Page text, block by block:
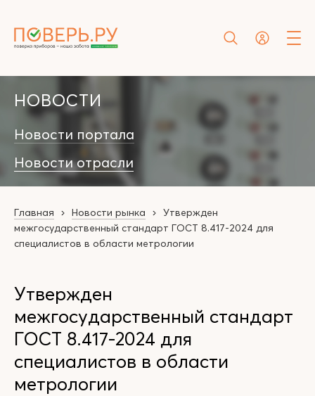
НОВОСТИ
Новости портала
Новости отрасли
Главная Новости рынка
Утвержден
межгосударственный стандарт ГОСТ 8.417-2024 для
специалистов в области метрологии
Утвержден
межгосударственный стандарт
ГОСТ 8.417-2024 для
специалистов в области
метрологии